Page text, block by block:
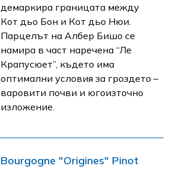
демаркира границата между
Кот дьо Бон и Кот дьо Нюи.
Парцелът на Албер Бишо се
намира в част наречена “Ле
Крапусюет”, където има
оптимални условия за гроздето –
варовити почви и югоизточно
изложение.
Bourgogne "Origines" Pinot